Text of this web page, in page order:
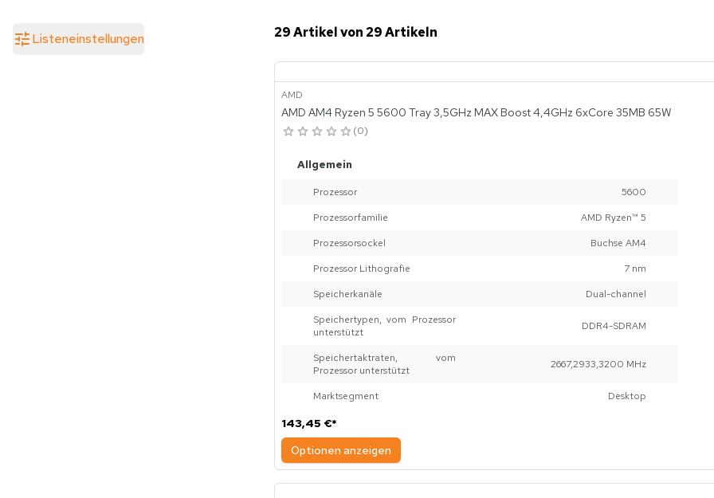
Listeneinstellungen 29 Artikel von 29 Artikeln
AMD
AMD AM4 Ryzen 5 5600 Tray 3,5GHz MAX Boost 4,4GHz 6xCore 35MB 65W
0
Allgemein
Prozessor
5600
Prozessorfamilie
AMD Ryzen™ 5
Prozessorsockel
Buchse AM4
Prozessor Lithografie
7 nm
Speicherkanäle
Dual-channel
Speichertypen, vom Prozessor
unterstützt
DDR4-SDRAM
Speichertaktraten, vom
Prozessor unterstützt
2667,2933,3200 MHz
Marktsegment Desktop
143,45 €*
Optionen anzeigen